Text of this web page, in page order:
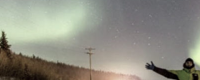
as misteriosas luzes dançantes no céu.
e crenças religiosas desses povos
profundos às auroras boreais. Esta
com os mistérios do cosmos.
o brasileiro Marco Brotto, conhecido como